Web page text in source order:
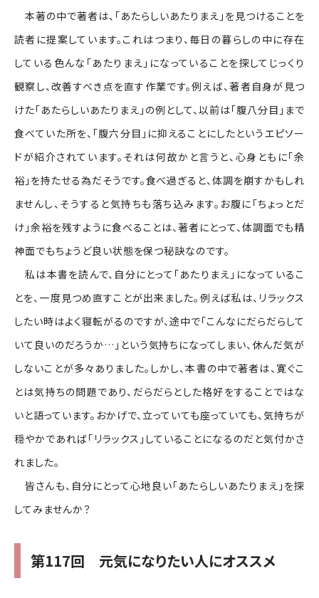
本著の中で著者は、「あたらしいあたりまえ」を見つけることを
読者に提案しています。これはつまり、毎日の暮らしの中に存在
している色んな「あたりまえ」になっていることを探してじっくり
観察し、改善すべき点を直す作業です。例えば、著者自身が見つ
けた「あたらしいあたりまえ」の例として、以前は「腹八分目」まで
食べていた所を、「腹六分目」に抑えることにしたというエピソー
ドが紹介されています。それは何故かと言うと、心身ともに「余
裕」を持たせる為だそうです。食べ過ぎると、体調を崩すかもしれ
ませんし、そうすると気持ちも落ち込みます。お腹に「ちょっとだ
け」余裕を残すように食べることは、著者にとって、体調面でも精
神面でもちょうど良い状態を保つ秘訣なのです。
私は本書を読んで、自分にとって「あたりまえ」になっているこ
とを、一度見つめ直すことが出来ました。例えば私は、リラックス
したい時はよく寝転がるのですが、途中で「こんなにだらだらして
いて良いのだろうか…」という気持ちになってしまい、休んだ気が
しないことが多々ありました。しかし、本書の中で著者は、寛ぐこ
とは気持ちの問題であり、だらだらとした格好をすることではな
いと語っています。おかげで、立っていても座っていても、気持ちが
穏やかであれば「リラックス」していることになるのだと気付かさ
れました。
皆さんも、自分にとって心地良い「あたらしいあたりまえ」を探
してみませんか？
第117回 元気になりたい人にオススメ